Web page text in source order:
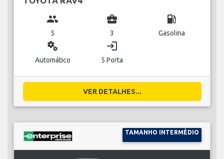
group
5
business_center
3
local_gas_station
Gasolina
miscellaneous_services
Automático
login
5 Porta
VER DETALHES...
TAMANHO INTERMÉDIO